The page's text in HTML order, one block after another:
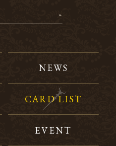
NEWS
CARD LIST
EVENT